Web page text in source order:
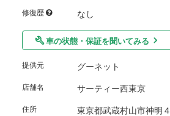
修復歴 なし
車の状態・保証を聞いてみる
提供元 グーネット
店舗名 サーティー西東京
住所
東京都武蔵村山市神明４